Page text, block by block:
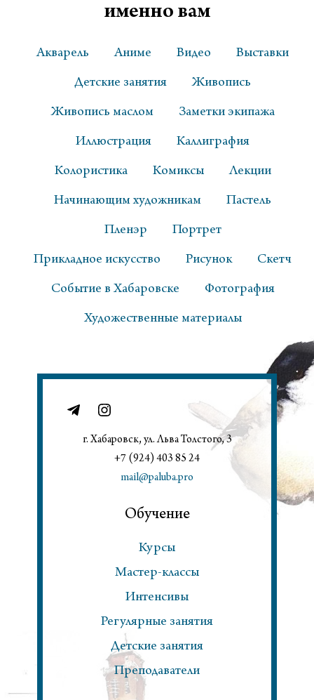
именно вам
Акварель Аниме Видео Выставки
Детские занятия Живопись
Живопись маслом Заметки экипажа
Иллюстрация Каллиграфия
Колористика Комиксы Лекции
Начинающим художникам Пастель
Пленэр Портрет
Прикладное искусство Рисунок Скетч
Событие в Хабаровске Фотография
Художественные материалы
г. Хабаровск, ул. Льва Толстого, 3
+7 (924) 403 85 24
mail@paluba.pro
Обучение
Курсы
Мастер-классы
Интенсивы
Регулярные занятия
Детские занятия
Преподаватели